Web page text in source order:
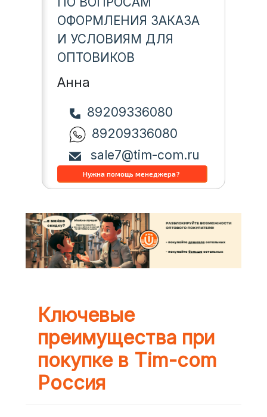
ОФОРМЛЕНИЯ ЗАКАЗА
И УСЛОВИЯМ ДЛЯ
ОПТОВИКОВ
Анна
89209336080
89209336080
sale7@tim-com.ru
Ключевые
преимущества при
покупке в Tim-com
Россия